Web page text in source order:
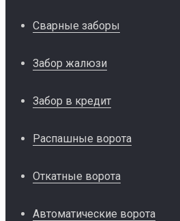
Сварные заборы
Забор жалюзи
Забор в кредит
Распашные ворота
Откатные ворота
Автоматические ворота